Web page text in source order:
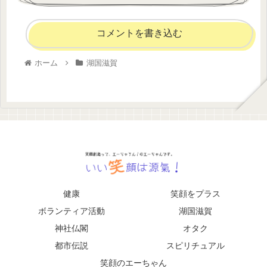
コメントを書き込む
ホーム 湖国滋賀
健康
笑顔をプラス
ボランティア活動
湖国滋賀
神社仏閣
オタク
都市伝説
スピリチュアル
笑顔のエーちゃん